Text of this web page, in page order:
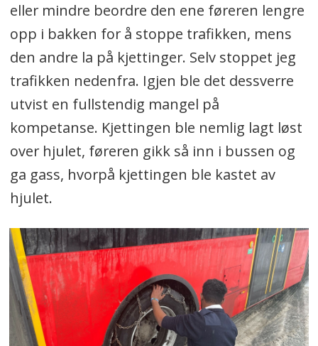
eller mindre beordre den ene føreren lengre
opp i bakken for å stoppe trafikken, mens
den andre la på kjettinger. Selv stoppet jeg
trafikken nedenfra. Igjen ble det dessverre
utvist en fullstendig mangel på
kompetanse. Kjettingen ble nemlig lagt løst
over hjulet, føreren gikk så inn i bussen og
ga gass, hvorpå kjettingen ble kastet av
hjulet.